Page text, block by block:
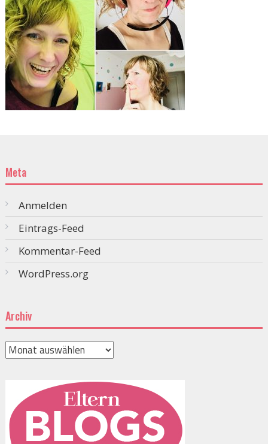
Meta
Anmelden
Eintrags-Feed
Kommentar-Feed
WordPress.org
Archiv
Archiv